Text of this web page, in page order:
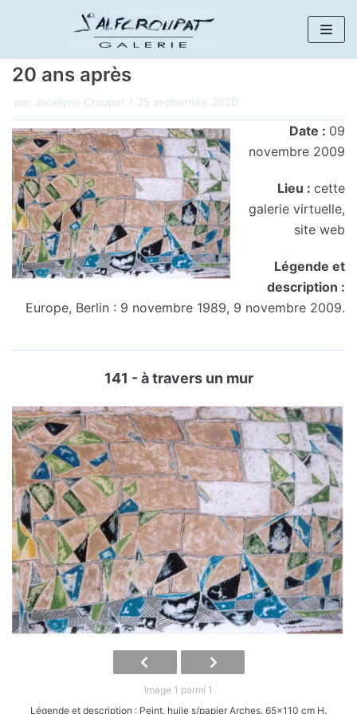
au
contenu
20 ans après
par Jocelyne Croupat 25 septembre 2020
Date : 09
novembre 2009
Lieu : cette
galerie virtuelle,
site web
Légende et
description :
Europe, Berlin : 9 novembre 1989, 9 novembre 2009.
141 - à travers un mur
Image 1 parmi 1
Légende et description : Peint. huile s/papier Arches. 65x110 cm H.